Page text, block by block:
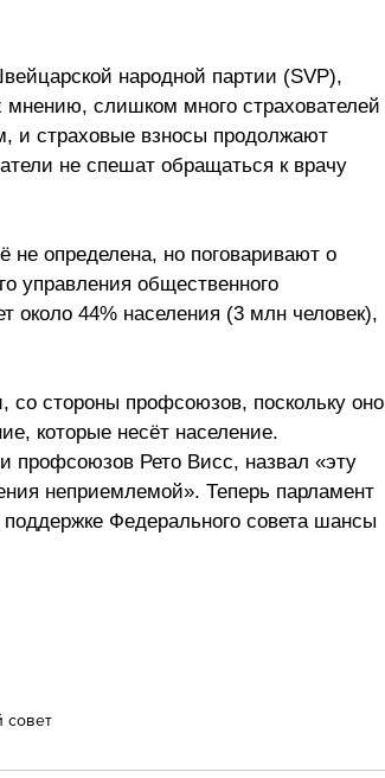
народной партии (SVP),
слишком много страхователей
и страховые взносы продолжают
не спешат обращаться к врачу
определена, но поговаривают о
управления общественного
около 44% населения (3 млн человек),
со стороны профсоюзов, поскольку оно
которые несёт население.
профсоюзов Рето Висс, назвал «эту
неприемлемой». Теперь парламент
Федерального совета шансы
совет